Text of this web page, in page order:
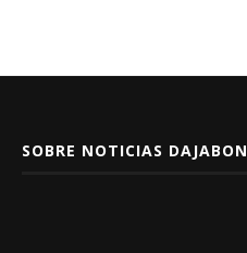
SOBRE NOTICIAS DAJABON